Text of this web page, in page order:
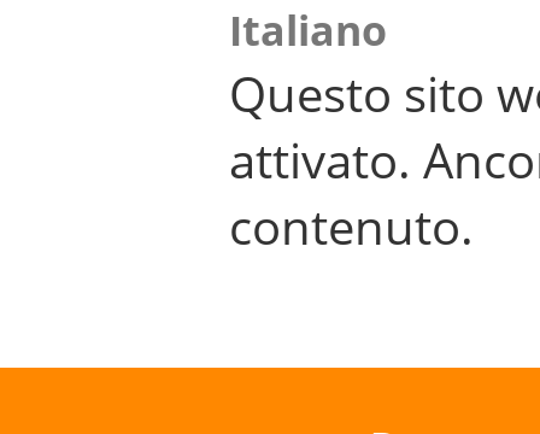
Italiano
Questo sito
attivato.
contenuto.